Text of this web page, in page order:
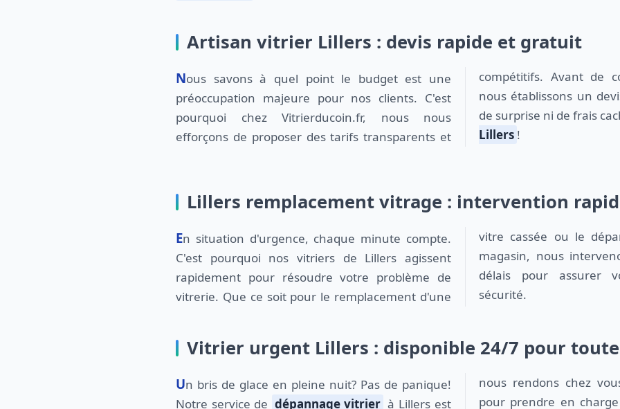
Artisan vitrier Lillers : devis rapide et gratuit
Nous savons à quel point le budget est une
préoccupation majeure pour nos clients. C'est
pourquoi chez Vitrierducoin.fr, nous nous
efforçons de proposer des tarifs transparents et
compétitifs. Avant de commencer les travaux,
nous établissons un
de surprise ni de frais
Lillers !
Lillers remplacement vitrage : intervention
En situation d'urgence, chaque minute compte.
C'est pourquoi nos vitriers de Lillers agissent
rapidement pour résoudre votre problème de
vitrerie. Que ce soit pour le remplacement d'une
vitre cassée ou le dépannage d'une vitrine de
magasin, nous
délais pour assurer
sécurité.
Vitrier urgent Lillers : disponible 24/7 pour
Un bris de glace en pleine nuit? Pas de panique!
Notre service de dépannage vitrier à Lillers est
nous rendons chez
pour prendre en